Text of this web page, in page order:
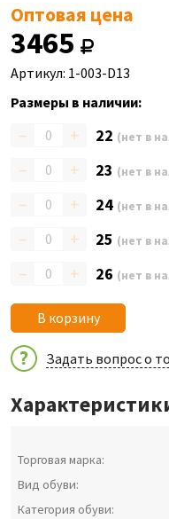
Оптовая цена
3465
Артикул: 1-003-D13
Размеры в наличии:
– + 22 (нет в
– + 23 (нет в
– + 24 (нет в
– + 25 (нет в
– + 26 (нет в
В корзину
Задать вопрос о
Торговая марка:
Вид обуви:
Категория обуви: